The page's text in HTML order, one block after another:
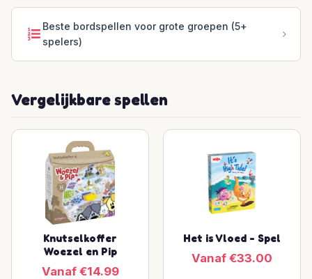
Beste bordspellen voor grote groepen (5+
spelers)
Vergelijkbare spellen
Knutselkoffer
Woezel en Pip
Vanaf €14.99
Het is Vloed - Spel
Vanaf €33.00